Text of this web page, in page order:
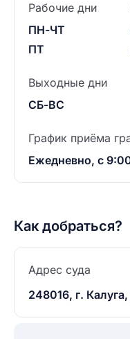
Рабочие дни
ПН-ЧТ
ПТ
Выходные дни
СБ-ВС
График приёма
Ежедневно, с
Как добраться?
Адрес суда
248016, г.